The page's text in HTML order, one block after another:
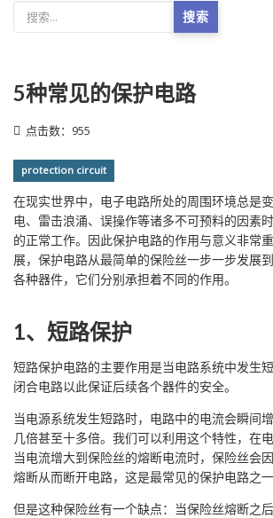
搜索
5种常见的保护电路
点击数：955
protection circuit
在现实世界中，电子电路所处的周围环境总是
电、雷击浪涌、误操作等诸多不可预料的因素
的正常工作。因此保护电路的作用与意义非常
展，保护电路从最简单的保险丝一步一步发展
各种器件，它们分别承担着不同的作用。
1、短路保护
短路保护电路的主要作用是当电路系统中发生
闭合电路以此保证后续各个器件的安全。
当电源系统发生短路时，电路中的电流会瞬间
几倍甚至十多倍。我们可以利用这个特性，在
当电流增大到保险丝的熔断电流时，保险丝会
熔断从而断开电路，这是最常见的保护电路之一
但是这种保险丝有一个缺点：当保险丝熔断之